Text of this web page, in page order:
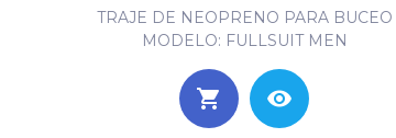
TRAJE DE NEOPRENO PARA BUCEO
MODELO: FULLSUIT MEN